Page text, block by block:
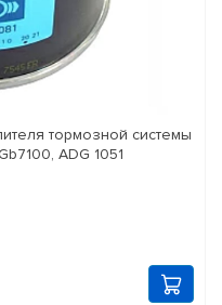
тормозной системы
ADG 1051